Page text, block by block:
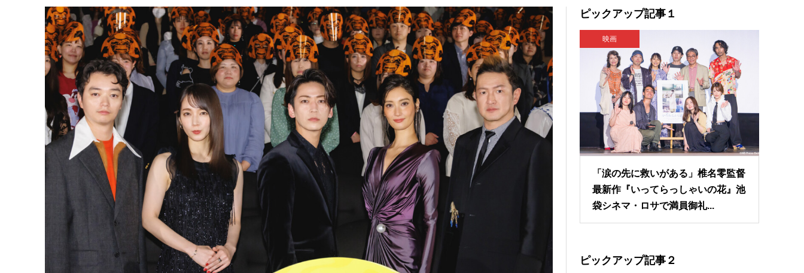
ピックアップ記事１
映画
「涙の先に救いがある」椎名零監督
最新作『いってらっしゃいの花』池
袋シネマ・ロサで満員御礼...
ピックアップ記事２